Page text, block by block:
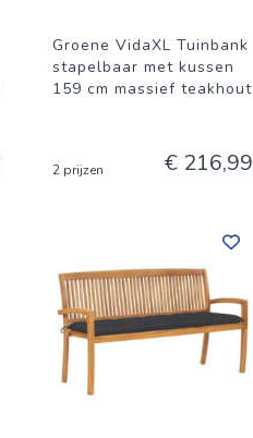
Groene VidaXL Tuinbank
stapelbaar met kussen
159 cm massief teakhout
2 prijzen € 216,99